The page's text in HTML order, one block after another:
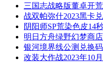
三国志战略版董卓开
战双帕弥什2023黑卡
阴阳师SP荒染色皮14
明日方舟绿野幻梦商
银河境界线公测兑换
改装大作战2023年10